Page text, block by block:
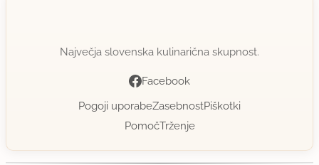
Največja slovenska kulinarična skupnost.
Facebook
Pogoji uporabeZasebnostPiškotki
PomočTrženje